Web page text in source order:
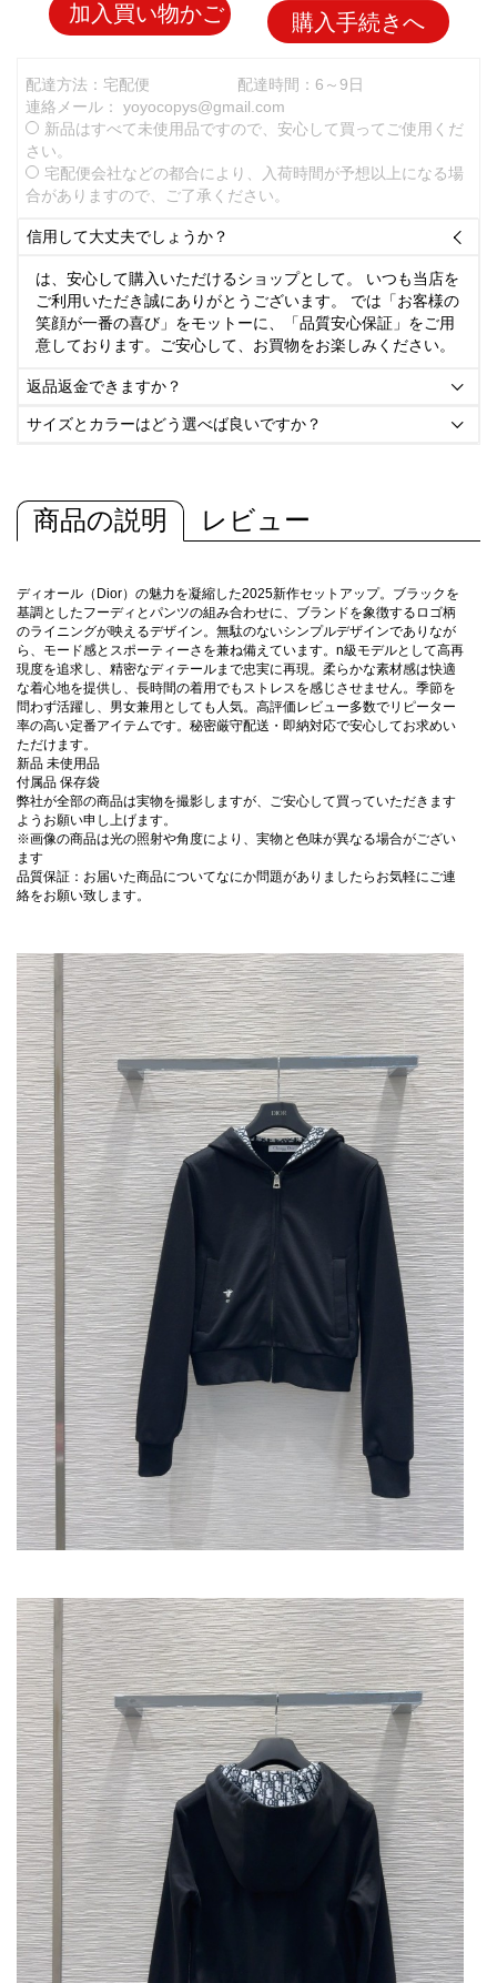
加入買い物かご 購入手続きへ
配達方法：宅配便
配達時間：6～9日
連絡メール： yoyocopys@gmail.com
新品はすべて未使用品ですので、安心して買ってご使用くだ
さい。
宅配便会社などの都合により、入荷時間が予想以上になる場
合がありますので、ご了承ください。
信用して大丈夫でしょうか？ 
は、安心して購入いただけるショップとして。 いつも当店を
ご利用いただき誠にありがとうございます。 では「お客様の
笑顔が一番の喜び」をモットーに、「品質安心保証」をご用
意しております。ご安心して、お買物をお楽しみください。
返品返金できますか？ 
サイズとカラーはどう選べば良いですか？ 
商品の説明 レビュー
ディオール（Dior）の魅力を凝縮した2025新作セットアップ。ブラックを
基調としたフーディとパンツの組み合わせに、ブランドを象徴するロゴ柄
のライニングが映えるデザイン。無駄のないシンプルデザインでありなが
ら、モード感とスポーティーさを兼ね備えています。n級モデルとして高再
現度を追求し、精密なディテールまで忠実に再現。柔らかな素材感は快適
な着心地を提供し、長時間の着用でもストレスを感じさせません。季節を
問わず活躍し、男女兼用としても人気。高評価レビュー多数でリピーター
率の高い定番アイテムです。秘密厳守配送・即納対応で安心してお求めい
ただけます。
新品 未使用品
付属品 保存袋
弊社が全部の商品は実物を撮影しますが、ご安心して買っていただきます
ようお願い申し上げます。
※画像の商品は光の照射や角度により、実物と色味が異なる場合がござい
ます
品質保証：お届いた商品についてなにか問題がありましたらお気軽にご連
絡をお願い致します。